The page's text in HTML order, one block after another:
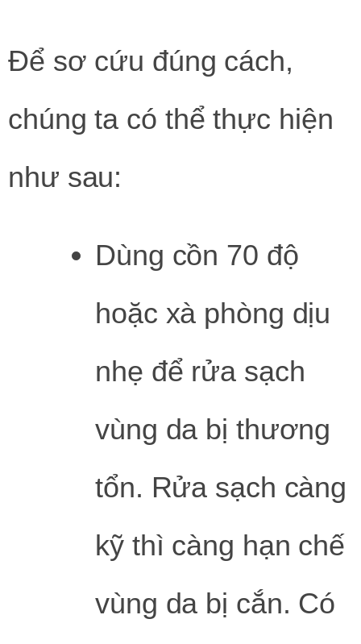
Để sơ cứu đúng cách,
chúng ta có thể thực hiện
như sau:
Dùng cồn 70 độ
hoặc xà phòng dịu
nhẹ để rửa sạch
vùng da bị thương
tổn. Rửa sạch càng
kỹ thì càng hạn chế
vùng da bị cắn. Có